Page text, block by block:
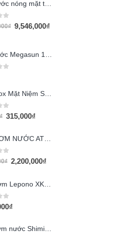
5 ₫ 9,546,000₫
5
₫ 315,000₫
5₫ 2,200,000₫
5 ₫